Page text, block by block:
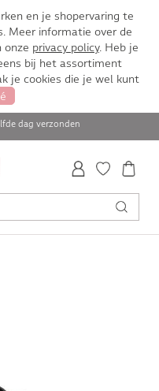
en je shopervaring te
Meer informatie over de
onze privacy policy. Heb je
bij het assortiment
je cookies die je wel kunt
dag verzonden